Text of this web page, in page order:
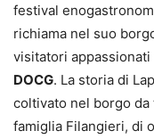
festival
richiama nel suo
visitatori
DOCG. La storia di
coltivato nel borgo da
famiglia Filangieri, di